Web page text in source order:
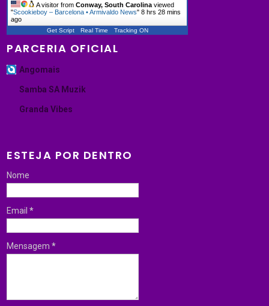
A visitor fromConway, South Carolina viewed
"Scookieboy – Barcelona • Armivaldo News"8 hrs 28 mins
ago
Get Script Real Time Tracking ON
PARCERIA OFICIAL
Angomais
Samba SA Muzik
Granda Vibes
ESTEJA POR DENTRO
Nome
Email*
Mensagem*